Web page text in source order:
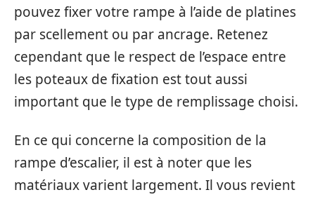
pouvez fixer votre rampe à l’aide de platines
par scellement ou par ancrage. Retenez
cependant que le respect de l’espace entre
les poteaux de fixation est tout aussi
important que le type de remplissage choisi.
En ce qui concerne la composition de la
rampe d’escalier, il est à noter que les
matériaux varient largement. Il vous revient